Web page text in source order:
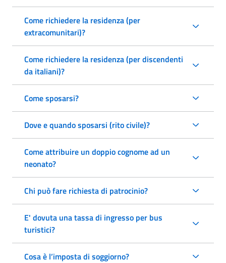
Come richiedere la residenza (per
extracomunitari)?
Come richiedere la residenza (per discendenti
da italiani)?
Come sposarsi?
Dove e quando sposarsi (rito civile)?
Come attribuire un doppio cognome ad un
neonato?
Chi può fare richiesta di patrocinio?
E' dovuta una tassa di ingresso per bus
turistici?
Cosa è l’imposta di soggiorno?